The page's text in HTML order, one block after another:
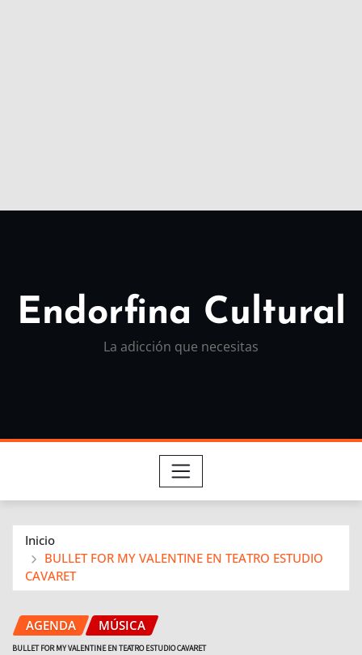
Endorfina Cultural
La adicción que necesitas
Inicio
BULLET FOR MY VALENTINE EN TEATRO ESTUDIO
CAVARET
AGENDA MÚSICA
BULLET FOR MY VALENTINE EN TEATRO ESTUDIO CAVARET